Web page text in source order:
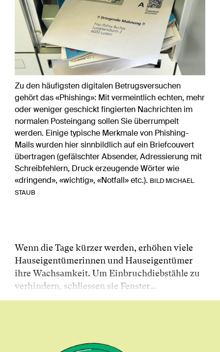
Zu den häufigsten digitalen Betrugsversuchen
gehört das «Phishing»: Mit vermeintlich echten, mehr
oder weniger geschickt fingierten Nachrichten im
normalen Posteingang sollen Sie überrumpelt
werden. Einige typische Merkmale von Phishing-
Mails wurden hier sinnbildlich auf ein Briefcouvert
übertragen (gefälschter Absender, Adressierung mit
Schreibfehlern, Druck erzeugende Wörter wie
«dringend», «wichtig», «Notfall» etc.). BILD MICHAEL
STAUB
Wenn die Tage kürzer werden, erhöhen viele
Hauseigentümerinnen und Hauseigentümer
ihre Wachsamkeit. Um Einbruchdiebstähle zu
verhindern, schliessen sie Fenster…